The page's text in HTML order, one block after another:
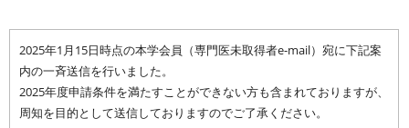
2025年1月15日時点の本学会員（専門医未取得者e-mail）宛に下記案
内の一斉送信を行いました。
2025年度申請条件を満たすことができない方も含まれておりますが、
周知を目的として送信しておりますのでご了承ください。